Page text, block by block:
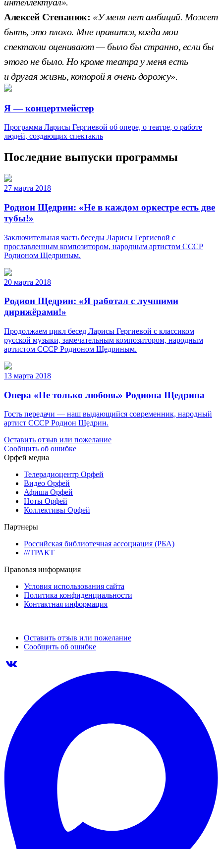
Алексей Степанюк: «У меня нет амбиций. Может
быть, это плохо. Мне нравится, когда мои
спектакли оценивают — было бы странно, если бы
этого не было. Но кроме театра у меня есть
и другая жизнь, которой я очень дорожу».
Я — концертмейстер
Программа Ларисы Гергиевой об опере, о театре, о работе
людей, создающих спектакль
Последние выпуски программы
27 марта 2018
Родион Щедрин: «Не в каждом оркестре есть две
тубы!»
Заключительная часть беседы Ларисы Гергиевой с
прославленным композитором, народным артистом СССР
Родионом Щедриным.
20 марта 2018
Родион Щедрин: «Я работал с лучшими
дирижёрами!»
Продолжаем цикл бесед Ларисы Гергиевой с классиком
русской музыки, замечательным композитором, народным
артистом СССР Родионом Щедриным.
13 марта 2018
Опера «Не только любовь» Родиона Щедрина
Гость передачи — наш выдающийся современник, народный
артист СССР Родион Щедрин.
Оставить отзыв или пожелание
Сообщить об ошибке
Орфей медиа
Телерадиоцентр Орфей
Видео Орфей
Афиша Орфей
Ноты Орфей
Коллективы Орфей
Партнеры
Российская библиотечная ассоциация (РБА)
///ТРАКТ
Правовая информация
Условия использования сайта
Политика конфиденциальности
Контактная информация
Оставить отзыв или пожелание
Сообщить об ошибке